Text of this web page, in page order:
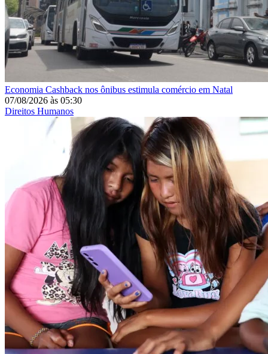
Economia Cashback nos ônibus estimula comércio em Natal
07/08/2026 às 05:30
Direitos Humanos